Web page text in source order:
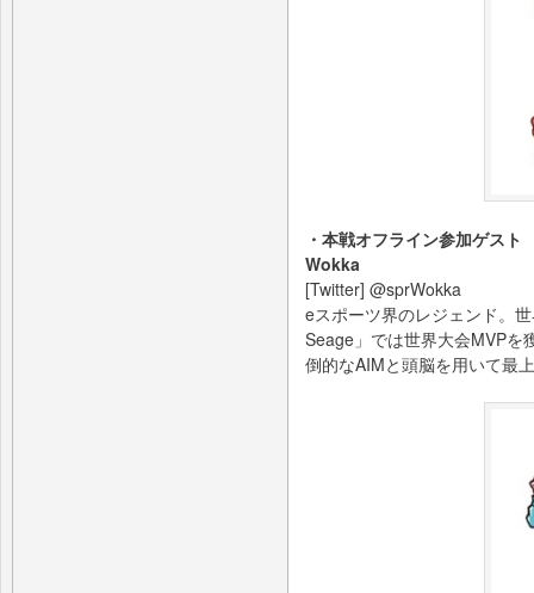
・本戦オフライン参加ゲスト
Wokka
[Twitter] @sprWokka
eスポーツ界のレジェンド。
Seage」では世界大会MVPを
倒的なAIMと頭脳を用いて最